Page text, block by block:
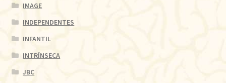
IMAGE
INDEPENDENTES
INFANTIL
INTRÍNSECA
JBC